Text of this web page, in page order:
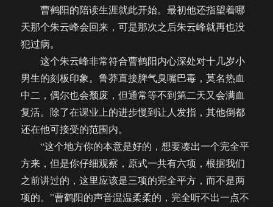
曹鹤阳的陪读生涯就此开始。最初他还指望着哪
天那个朱云峰会回来，可是那次之后朱云峰就再也没
犯过病。
这个朱云峰非常符合曹鹤阳内心深处对十几岁小
男生的刻板印象。鲁莽直接脾气臭嘴巴毒，莫名热血
中二，偶尔也会颓废，但通常等不到第二天又会满血
复活。除了在课业上的进步慢到让人发指，其他倒都
还在他可接受的范围内。
“这个地方你的本意是好的，想要凑出一个完全平
方来，但是你仔细观察，原式一共有六项，根据我们
之前讲过的，这里应该是三项的完全平方，而不是两
项的。”曹鹤阳的声音温温柔柔的，完全听不出一点不